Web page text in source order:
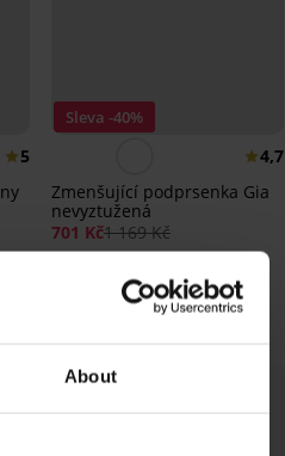
About
5
Sleva -40%
4,7
Zmenšující podprsenka Gia
nevyztužená
701 Kč1 169 Kč